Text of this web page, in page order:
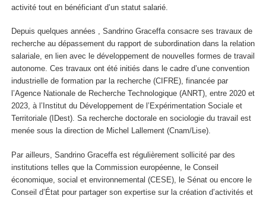
activité tout en bénéficiant d’un statut salarié.
Depuis quelques années , Sandrino Graceffa consacre ses travaux de
recherche au dépassement du rapport de subordination dans la relation
salariale, en lien avec le développement de nouvelles formes de travail
autonome. Ces travaux ont été initiés dans le cadre d’une convention
industrielle de formation par la recherche (CIFRE), financée par
l’Agence Nationale de Recherche Technologique (ANRT), entre 2020 et
2023, à l’Institut du Développement de l’Expérimentation Sociale et
Territoriale (IDest). Sa recherche doctorale en sociologie du travail est
menée sous la direction de Michel Lallement (Cnam/Lise).
Par ailleurs, Sandrino Graceffa est régulièrement sollicité par des
institutions telles que la Commission européenne, le Conseil
économique, social et environnemental (CESE), le Sénat ou encore le
Conseil d’État pour partager son expertise sur la création d’activités et